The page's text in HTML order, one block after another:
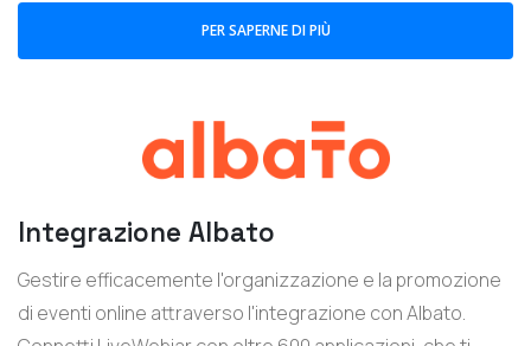
PER SAPERNE DI PIÙ
Integrazione Albato
Gestire efficacemente l'organizzazione e la promozione
di eventi online attraverso l'integrazione con Albato.